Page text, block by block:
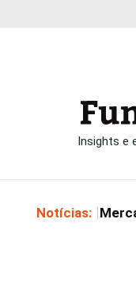
Notícias: